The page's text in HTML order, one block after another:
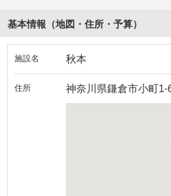
基本情報（地図・住所・予算）
施設名 秋本
住所 神奈川県鎌倉市小町1-